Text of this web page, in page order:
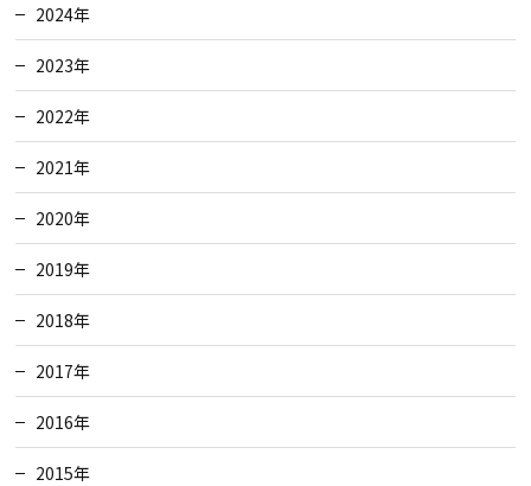
2024年
2023年
2022年
2021年
2020年
2019年
2018年
2017年
2016年
2015年